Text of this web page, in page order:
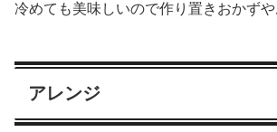
冷めても美味しいので作り置きおかずや
アレンジ